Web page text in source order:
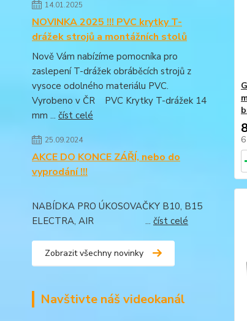
14.01.2025
NOVINKA 2025 !!! PVC krytky T-
drážek strojů a montážních stolů
Nově Vám nabízíme pomocníka pro
zaslepení T-drážek obráběcích strojů z
vysoce odolného materiálu PVC.
Vyrobeno v ČR PVC Krytky T-drážek 14
mm ... číst celé
25.09.2024
AKCE DO KONCE ZÁŘÍ, nebo do
vyprodání !!!
NABÍDKA PRO ÚKOSOVAČKY B10, B15
ELECTRA, AIR ... číst celé
Zobrazit všechny novinky
Navštivte náš videokanál